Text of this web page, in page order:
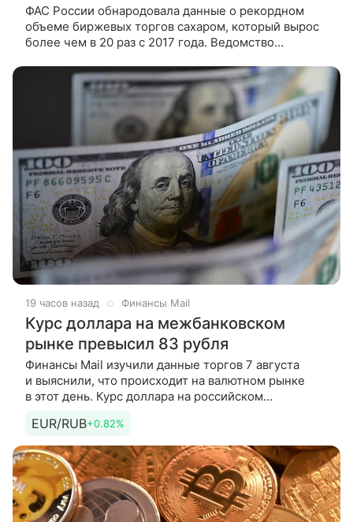
ФАС России обнародовала данные о рекордном
объеме биржевых торгов сахаром, который вырос
более чем в 20 раз с 2017 года. Ведомство
продолжает развивать биржевой
19 часов назад Финансы Mail
Курс доллара на межбанковском
рынке превысил 83 рубля
Финансы Mail изучили данные торгов 7 августа
и выяснили, что происходит на валютном рынке
в этот день. Курс доллара на российском
свидетельствуют данные
EUR/RUB+0.82%